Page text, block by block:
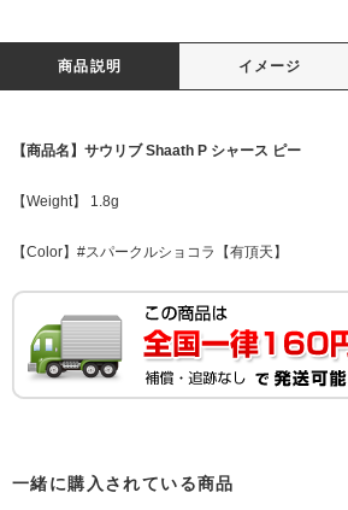
商品説明 イメージ
【商品名】サウリブ Shaath P シャース ピー
【Weight】 1.8g
【Color】#スパークルショコラ【有頂天】
一緒に購入されている商品